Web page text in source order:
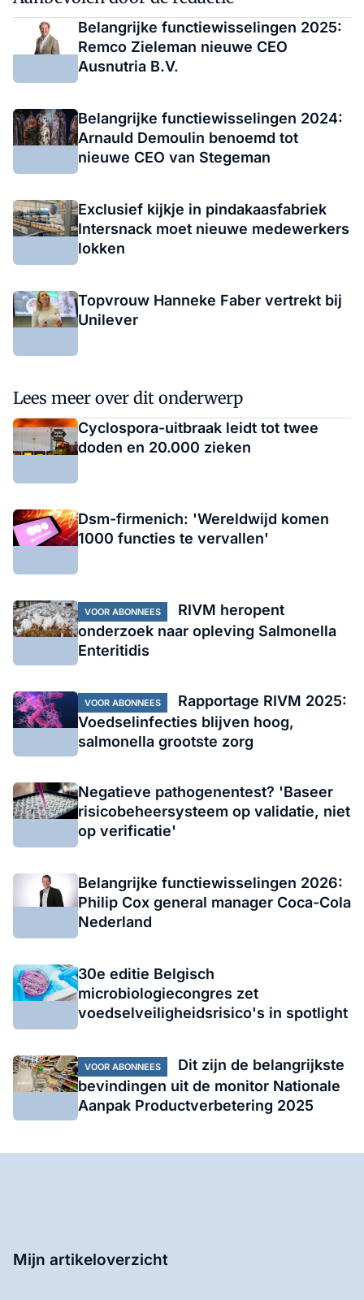
Belangrijke functiewisselingen 2025:
Remco Zieleman nieuwe CEO
Ausnutria B.V.
Belangrijke functiewisselingen 2024:
Arnauld Demoulin benoemd tot
nieuwe CEO van Stegeman
Exclusief kijkje in pindakaasfabriek
Intersnack moet nieuwe medewerkers
lokken
Topvrouw Hanneke Faber vertrekt bij
Unilever
Lees meer over dit onderwerp
Cyclospora-uitbraak leidt tot twee
doden en 20.000 zieken
Dsm-firmenich: 'Wereldwijd komen
1000 functies te vervallen'
VOOR ABONNEES
RIVM heropent
onderzoek naar opleving Salmonella
Enteritidis
VOOR ABONNEES
Rapportage RIVM 2025:
Voedselinfecties blijven hoog,
salmonella grootste zorg
Negatieve pathogenentest? 'Baseer
risicobeheersysteem op validatie, niet
op verificatie'
Belangrijke functiewisselingen 2026:
Philip Cox general manager Coca-Cola
Nederland
30e editie Belgisch
microbiologiecongres zet
voedselveiligheidsrisico's in spotlight
VOOR ABONNEES
Dit zijn de belangrijkste
bevindingen uit de monitor Nationale
Aanpak Productverbetering 2025
Mijn artikeloverzicht